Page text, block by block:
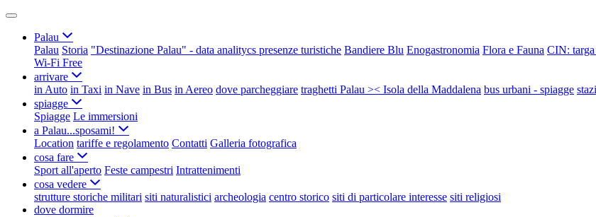
Palau
Palau Storia "Destinazione Palau" - data analitycs presenze turistiche Bandiere Blu Enogastronomia Flora e Fauna CIN: targa
Wi-Fi Free
arrivare
in Auto in Taxi in Nave in Bus in Aereo dove parcheggiare traghetti Palau >< Isola della Maddalena bus urbani - spiagge
spiagge
Spiagge Le immersioni
a Palau...sposami!
Location tariffe e regolamento Contatti Galleria fotografica
cosa fare
Sport all'aperto Feste campestri Intrattenimenti
cosa vedere
strutture storiche militari siti naturalistici archeologia centro storico siti di particolare interesse siti religiosi
dove dormire